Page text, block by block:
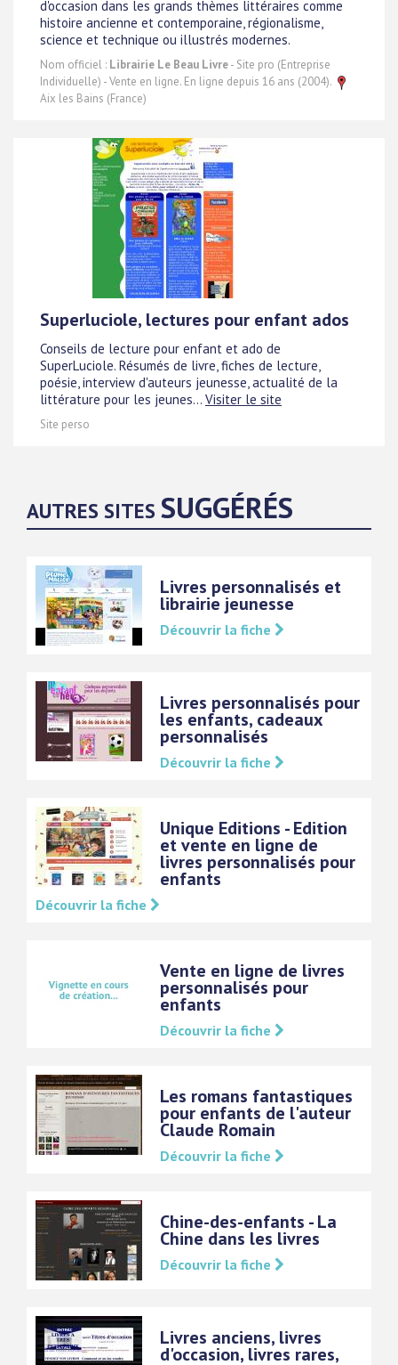
d'occasion dans les grands thèmes littéraires comme
histoire ancienne et contemporaine, régionalisme,
science et technique ou illustrés modernes.
Nom officiel : Librairie Le Beau Livre- Site pro (Entreprise
Individuelle) - Vente en ligne. En ligne depuis 16 ans (2004).
Aix les Bains (France)
Superluciole, lectures pour enfant ados
Conseils de lecture pour enfant et ado de
SuperLuciole. Résumés de livre, fiches de lecture,
poésie, interview d'auteurs jeunesse, actualité de la
littérature pour les jeunes... Visiter le site
Site perso
AUTRES SITES SUGGÉRÉS
Livres personnalisés et
librairie jeunesse
Découvrir la fiche
Livres personnalisés pour
les enfants, cadeaux
personnalisés
Découvrir la fiche
Unique Editions - Edition
et vente en ligne de
livres personnalisés pour
enfants
Découvrir la fiche
Vente en ligne de livres
personnalisés pour
enfants
Découvrir la fiche
Les romans fantastiques
pour enfants de l'auteur
Claude Romain
Découvrir la fiche
Chine-des-enfants - La
Chine dans les livres
Découvrir la fiche
Livres anciens, livres
d'occasion, livres rares,